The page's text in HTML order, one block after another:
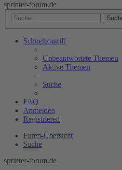
sprinter-forum.de
Schnellzugriff
Unbeantwortete Themen
Aktive Themen
Suche
FAQ
Anmelden
Registrieren
Foren-Übersicht
Suche
sprinter-forum.de